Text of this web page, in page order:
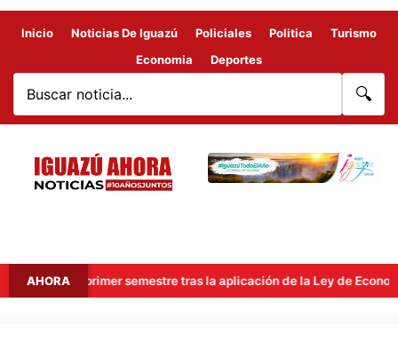
Inicio Noticias De Iguazú Policiales Politica
Turismo
Economia
Deportes
🔍
AHORA
en el primer semestre tras la aplicación de la Ley de Economía